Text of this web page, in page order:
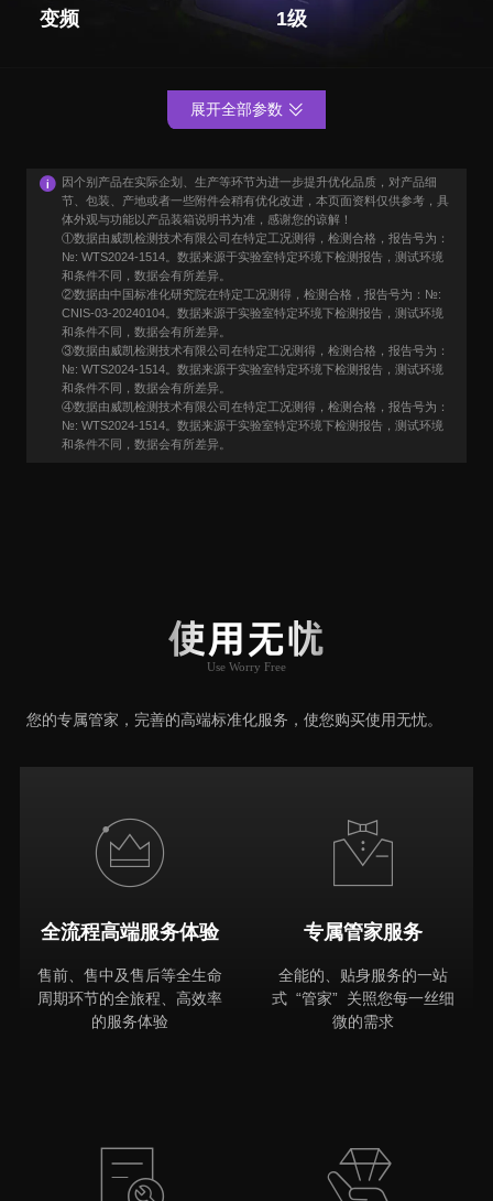
变频 1级
因个别产品在实际企划、生产等环节为进一步提升优化品质，对产品细
节、包装、产地或者一些附件会稍有优化改进，本页面资料仅供参考，具
体外观与功能以产品装箱说明书为准，感谢您的谅解！
①数据由威凯检测技术有限公司在特定工况测得，检测合格，报告号为：
№: WTS2024-1514。数据来源于实验室特定环境下检测报告，测试环境
和条件不同，数据会有所差异。
②数据由中国标准化研究院在特定工况测得，检测合格，报告号为：№:
CNIS-03-20240104。数据来源于实验室特定环境下检测报告，测试环境
和条件不同，数据会有所差异。
③数据由威凯检测技术有限公司在特定工况测得，检测合格，报告号为：
№: WTS2024-1514。数据来源于实验室特定环境下检测报告，测试环境
和条件不同，数据会有所差异。
④数据由威凯检测技术有限公司在特定工况测得，检测合格，报告号为：
№: WTS2024-1514。数据来源于实验室特定环境下检测报告，测试环境
和条件不同，数据会有所差异。
展开全部参数
使用无忧
Use Worry Free
您的专属管家，完善的高端标准化服务，使您购买使用无忧。
全流程高端服务体验
售前、售中及售后等全生命
周期环节的全旅程、高效率
的服务体验
专属管家服务
全能的、贴身服务的一站
式 “管家” 关照您每一丝细
微的需求